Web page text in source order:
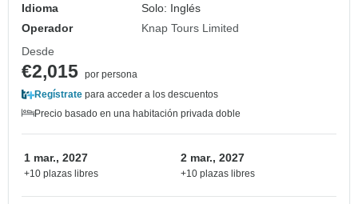
Idioma
Solo: Inglés
Operador
Knap Tours Limited
Desde
€2,015 por persona
Regístrate para acceder a los descuentos
Precio basado en una habitación privada doble
1 mar., 2027
+10 plazas libres
2 mar., 2027
+10 plazas libres